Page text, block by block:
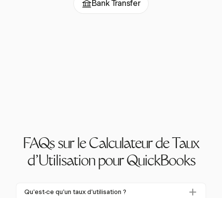
Bank Transfer
FAQs sur le Calculateur de Taux
d'Utilisation pour QuickBooks
Qu'est-ce qu'un taux d'utilisation ?